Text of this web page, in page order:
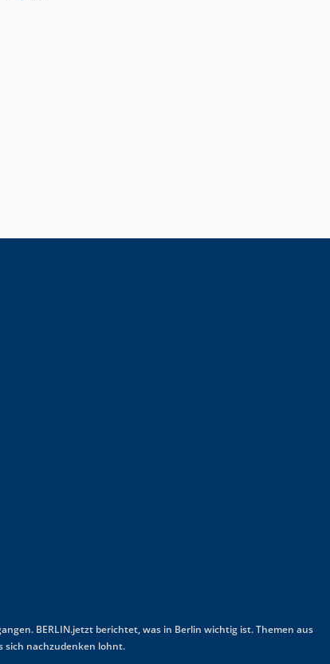
BERLIN.jetzt berichtet, was in Berlin wichtig ist. Themen aus
sich nachzudenken lohnt.